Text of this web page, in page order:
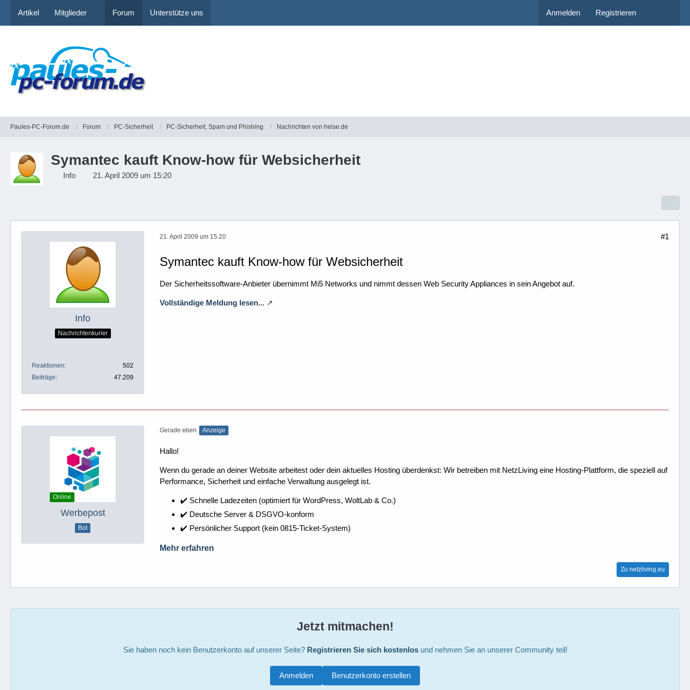
Artikel Mitglieder Forum Unterstütze uns Anmelden Registrieren
Paules-PC-Forum.de Forum PC-Sicherheit PC-Sicherheit, Spam und Phishing Nachrichten von heise.de
Symantec kauft Know-how für Websicherheit
Info 21. April 2009 um 15:20
Info
Nachrichtenkurier
Reaktionen
502
Beiträge
47.209
21. April 2009 um 15:20 #1
Symantec kauft Know-how für Websicherheit
Der Sicherheitssoftware-Anbieter übernimmt Mi5 Networks und nimmt dessen Web Security Appliances in sein Angebot auf.
Vollständige Meldung lesen...
Online
Werbepost
Bot
Gerade eben Anzeige
Hallo!
Wenn du gerade an deiner Website arbeitest oder dein aktuelles Hosting überdenkst: Wir betreiben mit NetzLiving eine Hosting-Plattform, die speziell auf
Performance, Sicherheit und einfache Verwaltung ausgelegt ist.
✔️ Schnelle Ladezeiten (optimiert für WordPress, WoltLab & Co.)
✔️ Deutsche Server & DSGVO-konform
✔️ Persönlicher Support (kein 0815-Ticket-System)
Mehr erfahren
Zu netzliving.eu
Jetzt mitmachen!
Sie haben noch kein Benutzerkonto auf unserer Seite? Registrieren Sie sich kostenlosund nehmen Sie an unserer Community teil!
Benutzerkonto erstellen
Anmelden